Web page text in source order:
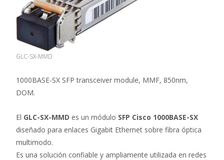
GLC-SX-MMD
1000BASE-SX SFP transceiver module, MMF, 850nm,
DOM.
El GLC-SX-MMD es un módulo SFP Cisco 1000BASE-SX
diseñado para enlaces Gigabit Ethernet sobre fibra óptica
multimodo.
Es una solución confiable y ampliamente utilizada en redes